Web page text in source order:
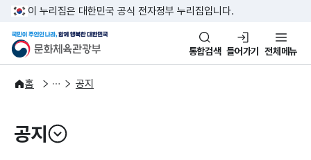
본문 바로가기
주메뉴 바로가기
이 누리집은 대한민국 공식 전자정부 누리집입니다.
문화체육관광부
국민이 주인인 나라, 함께 행복
통합검색 들어가기 전체메뉴
홈
알림·소식
알림 공지
공지
열기